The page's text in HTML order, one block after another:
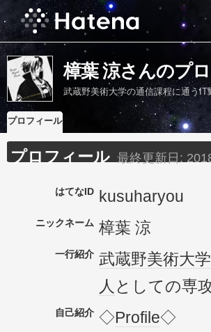
樟葉 涼さんのプ
武蔵野美術大学の通信課程に通う
プロフィール
プロフィール 最終更新日:
はてなID kusuharyou
ニックネーム 樟葉 涼
一行紹介 武蔵野美術大学
人 としての専
自己紹介 ◇Profile◇